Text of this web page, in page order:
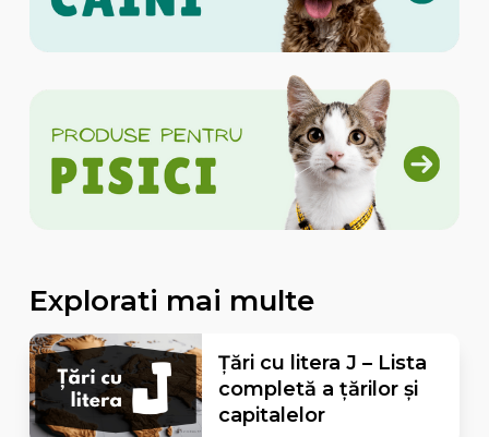
Explorati mai multe
Țări cu litera J – Lista
completă a țărilor și
capitalelor